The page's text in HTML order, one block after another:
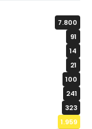
7.800
91
14
21
100
241
323
1.959